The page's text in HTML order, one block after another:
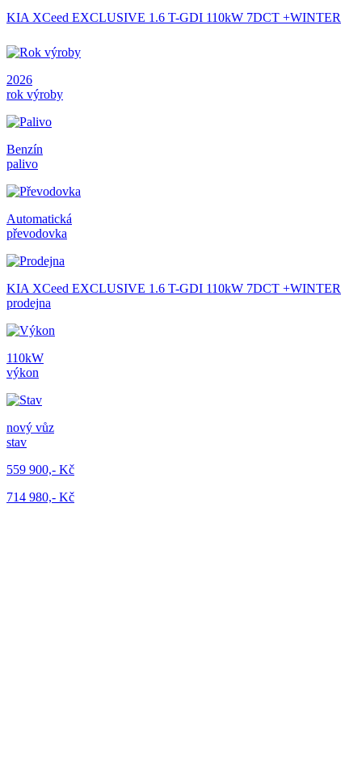
KIA XCeed EXCLUSIVE 1.6 T-GDI 110kW 7DCT +WINTER
2026
rok výroby
Benzín
palivo
Automatická
převodovka
KIA XCeed EXCLUSIVE 1.6 T-GDI 110kW 7DCT +WINTER
prodejna
110kW
výkon
nový vůz
stav
559 900,- Kč
714 980,- Kč